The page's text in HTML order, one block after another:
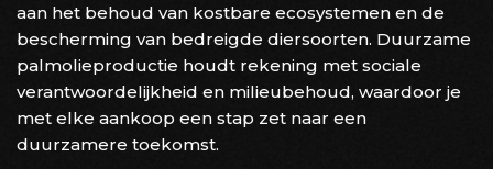
aan het behoud van kostbare ecosystemen en de
bescherming van bedreigde diersoorten. Duurzame
palmolieproductie houdt rekening met sociale
verantwoordelijkheid en milieubehoud, waardoor je
met elke aankoop een stap zet naar een
duurzamere toekomst.